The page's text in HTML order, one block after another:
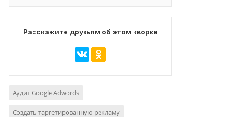
Расскажите друзьям об этом кворке
Аудит Google Adwords
Создать таргетированную рекламу